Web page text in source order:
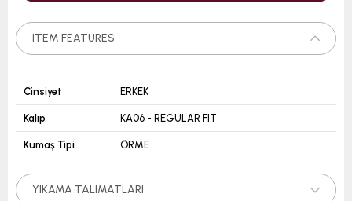
ITEM FEATURES
Cinsiyet ERKEK
Kalıp KA06 - REGULAR FIT
Kumaş Tipi ÖRME
YIKAMA TALIMATLARI